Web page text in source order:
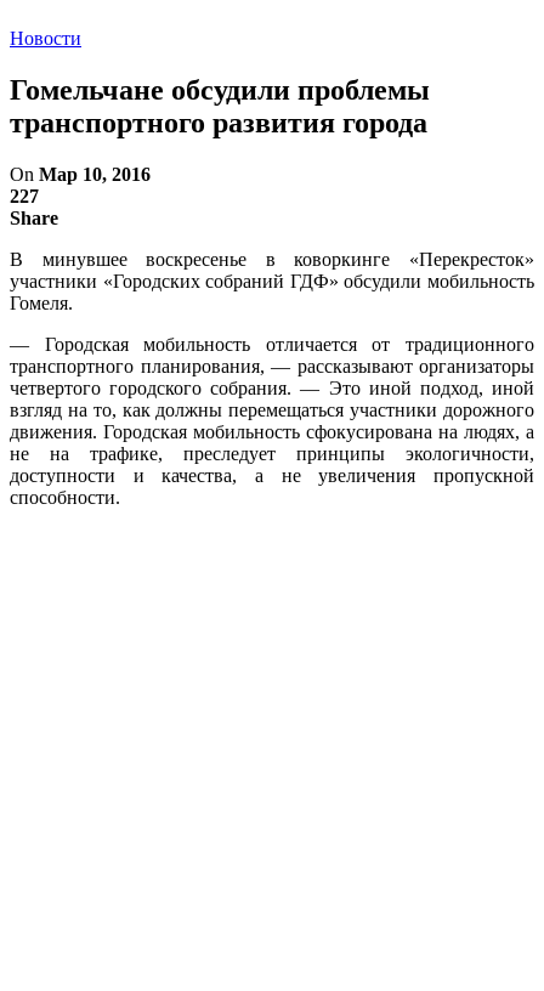
Новости
Гомельчане обсудили проблемы
транспортного развития города
On Мар 10, 2016
227
Share
В минувшее воскресенье в коворкинге «Перекресток»
участники «Городских собраний ГДФ» обсудили мобильность
Гомеля.
— Городская мобильность отличается от традиционного
транспортного планирования, — рассказывают организаторы
четвертого городского собрания. — Это иной подход, иной
взгляд на то, как должны перемещаться участники дорожного
движения. Городская мобильность сфокусирована на людях, а
не на трафике, преследует принципы экологичности,
доступности и качества, а не увеличения пропускной
способности.